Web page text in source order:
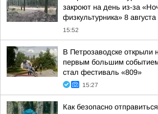
закроют на день из-за
физкультурника» 8 августа
15:52
В Петрозаводске открыли
первым большим
стал фестиваль «809»
15:27
Как безопасно